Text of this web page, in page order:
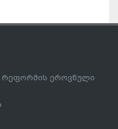
რეფორმის ეროვნული